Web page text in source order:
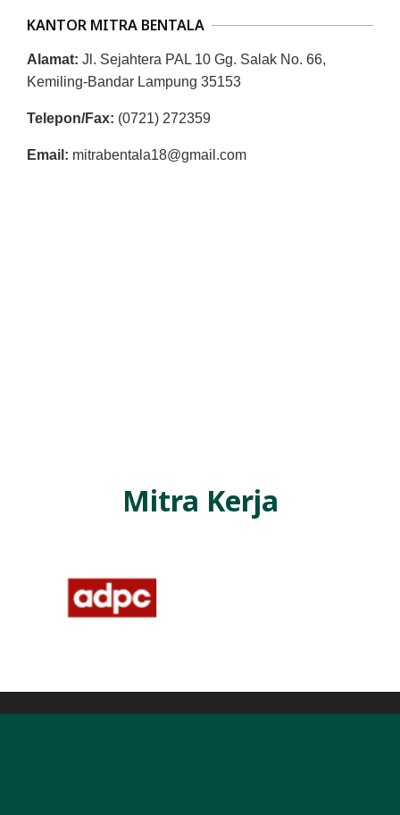
KANTOR MITRA BENTALA
Alamat: Jl. Sejahtera PAL 10 Gg. Salak No. 66,
Kemiling-Bandar Lampung 35153
Telepon/Fax: (0721) 272359
Email: mitrabentala18@gmail.com
Mitra Kerja